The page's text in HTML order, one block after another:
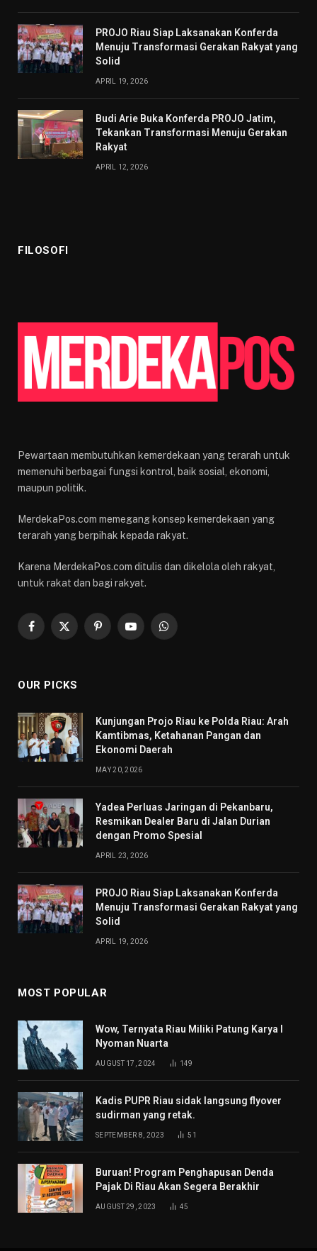
PROJO Riau Siap Laksanakan Konferda
Menuju Transformasi Gerakan Rakyat yang
Solid
APRIL 19, 2026
Budi Arie Buka Konferda PROJO Jatim,
Tekankan Transformasi Menuju Gerakan
Rakyat
APRIL 12, 2026
FILOSOFI
Pewartaan membutuhkan kemerdekaan yang terarah untuk
memenuhi berbagai fungsi kontrol, baik sosial, ekonomi,
maupun politik.
MerdekaPos.com memegang konsep kemerdekaan yang
terarah yang berpihak kepada rakyat.
Karena MerdekaPos.com ditulis dan dikelola oleh rakyat,
untuk rakat dan bagi rakyat.
Facebook
X
PinterestYouTubeWhatsApp
OUR PICKS
Kunjungan Projo Riau ke Polda Riau: Arah
Kamtibmas, Ketahanan Pangan dan
Ekonomi Daerah
MAY 20, 2026
Yadea Perluas Jaringan di Pekanbaru,
Resmikan Dealer Baru di Jalan Durian
dengan Promo Spesial
APRIL 23, 2026
PROJO Riau Siap Laksanakan Konferda
Menuju Transformasi Gerakan Rakyat yang
Solid
APRIL 19, 2026
MOST POPULAR
Wow, Ternyata Riau Miliki Patung Karya I
Nyoman Nuarta
AUGUST 17, 2024 149
Kadis PUPR Riau sidak langsung flyover
sudirman yang retak.
SEPTEMBER 8, 2023 51
Buruan! Program Penghapusan Denda
Pajak Di Riau Akan Segera Berakhir
AUGUST 29, 2023 45